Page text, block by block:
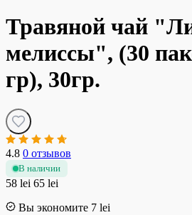
Травяной чай
мелиссы", (30
гр), 30гр.
4.8 0 отзывов
В наличии
58 lei 65 lei
Вы экономите 7 lei